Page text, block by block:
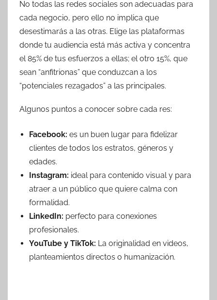
No todas las redes sociales son adecuadas para
cada negocio, pero ello no implica que
desestimarás a las otras. Elige las plataformas
donde tu audiencia está más activa y concentra
el 85% de tus esfuerzos a ellas; el otro 15%, que
sean “anfitrionas” que conduzcan a los
“potenciales rezagados” a las principales.
Algunos puntos a conocer sobre cada res:
Facebook: es un buen lugar para fidelizar
clientes de todos los estratos, géneros y
edades.
Instagram: ideal para contenido visual y para
atraer a un público que quiere calma con
formalidad.
LinkedIn: perfecto para conexiones
profesionales.
YouTube y TikTok: La originalidad en videos,
planteamientos directos o humanización.